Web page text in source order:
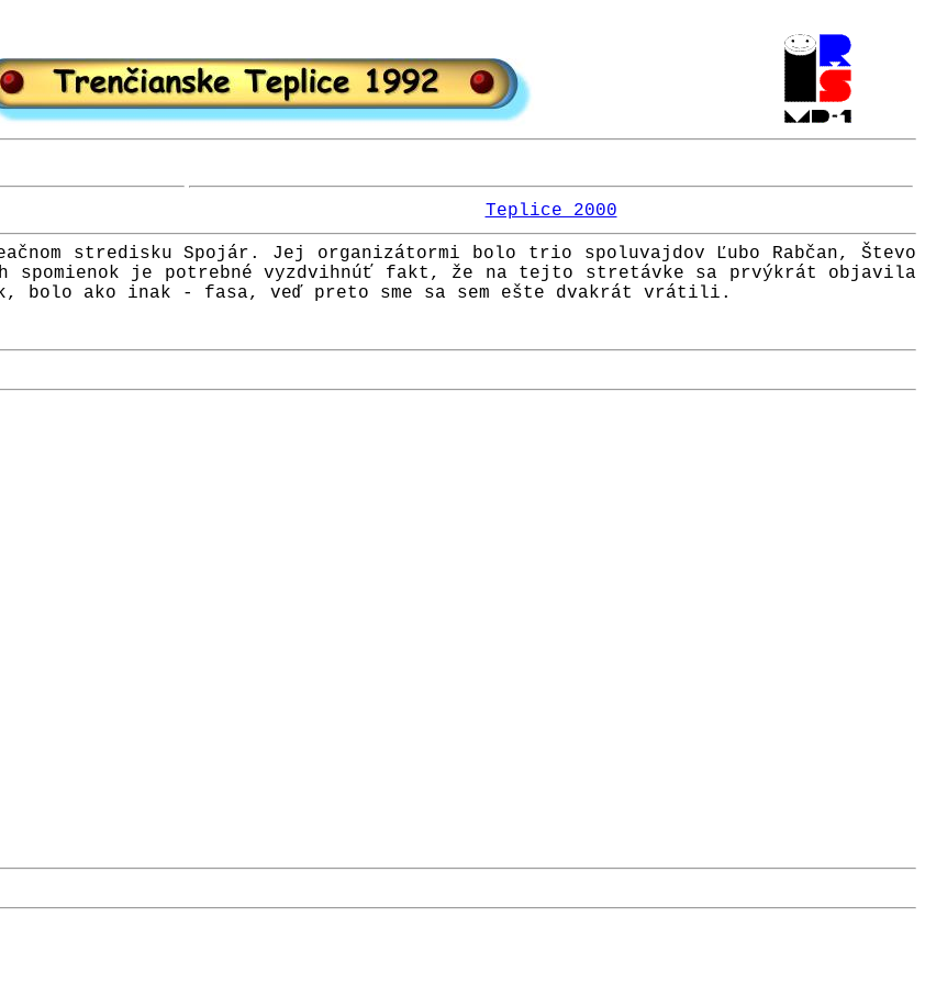
Teplice 2000
stredisku Spojár. Jej organizátormi bolo trio spoluvajdov Ľubo Rabčan, Števo
spomienok je potrebné vyzdvihnúť fakt, že na tejto stretávke sa prvýkrát objavila
bolo ako inak - fasa, veď preto sme sa sem ešte dvakrát vrátili.